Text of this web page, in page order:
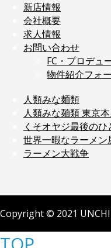
新店情報
会社概要
求人情報
お問い合わせ
FC・プロデュ
物件紹介フォ
人類みな麺類
人類みな麺類 東京
くそオヤジ最後のひ
世界一暇なラーメン
ラーメン大戦争
Copyright © 2021